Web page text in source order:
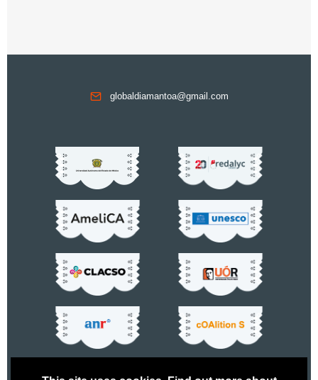
globaldiamantoa@gmail.com